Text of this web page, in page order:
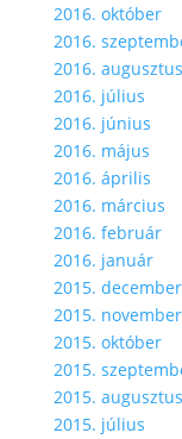
2016. október
2016.
2016. augusztus
2016. július
2016. június
2016. május
2016. április
2016. március
2016. február
2016. január
2015. december
2015. november
2015. október
2015.
2015. augusztus
2015. július